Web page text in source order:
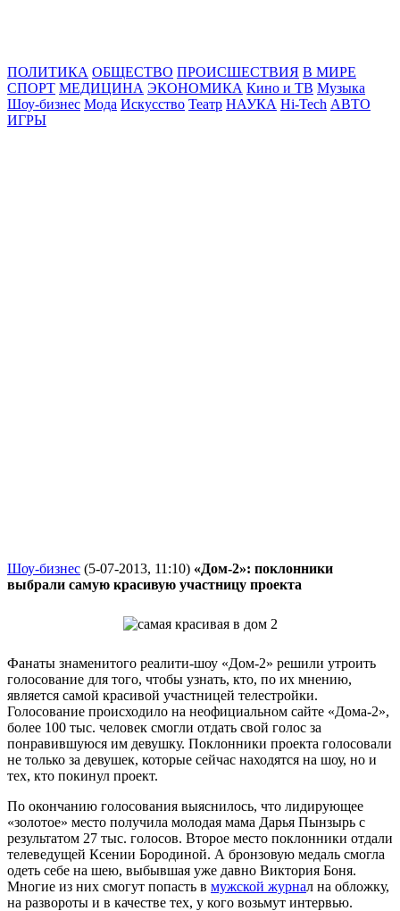
ПОЛИТИКА ОБЩЕСТВО ПРОИСШЕСТВИЯ В МИРЕ
СПОРТ МЕДИЦИНА ЭКОНОМИКА Кино и ТВ Музыка
Шоу-бизнес Мода Искусство Театр НАУКА Hi-Tech АВТО
ИГРЫ
Шоу-бизнес (5-07-2013, 11:10) «Дом-2»: поклонники
выбрали самую красивую участницу проекта
Фанаты знаменитого реалити-шоу «Дом-2» решили утроить
голосование для того, чтобы узнать, кто, по их мнению,
является самой красивой участницей телестройки.
Голосование происходило на неофициальном сайте «Дома-2»,
более 100 тыс. человек смогли отдать свой голос за
понравившуюся им девушку. Поклонники проекта голосовали
не только за девушек, которые сейчас находятся на шоу, но и
тех, кто покинул проект.
По окончанию голосования выяснилось, что лидирующее
«золотое» место получила молодая мама Дарья Пынзырь с
результатом 27 тыс. голосов. Второе место поклонники отдали
телеведущей Ксении Бородиной. А бронзовую медаль смогла
одеть себе на шею, выбывшая уже давно Виктория Боня.
Многие из них смогут попасть в мужской журнал на обложку,
на развороты и в качестве тех, у кого возьмут интервью.